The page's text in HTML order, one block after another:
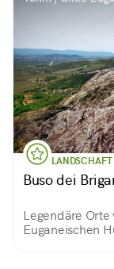
LANDSCHAFT
Buso dei
Legendäre
Euganeischen